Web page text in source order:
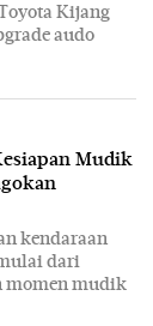
Kijang
audo
Mudik
kendaraan
dari
momen mudik